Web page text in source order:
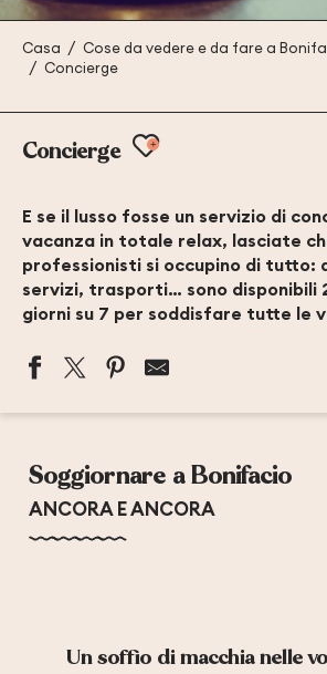
Casa Cose da vedere e da fare a
Concierge
Concierge Ajouter aux
E se il lusso fosse un servizio di
vacanza in totale relax, lasciate
professionisti si occupino di tutto:
servizi, trasporti… sono disponibili
giorni su 7 per soddisfare tutte le
Soggiornare a Bonifacio
ANCORA E ANCORA
Un soffio di macchia nelle